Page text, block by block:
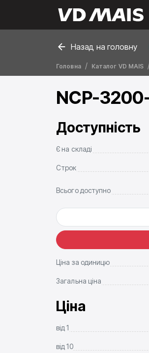
Назад на головну
Головна Каталог VD MAIS
NCP-
Доступність
Є на складі
Строк
Всього доступно
Ціна за одиницю
Загальна ціна
Ціна
від1
від10